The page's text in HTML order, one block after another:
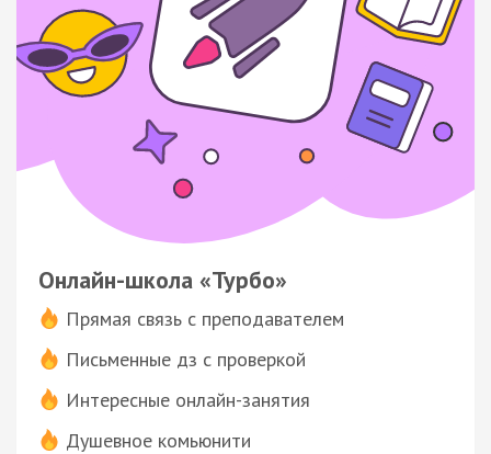
Онлайн-школа «Турбо»
Прямая связь с преподавателем
Письменные дз с проверкой
Интересные онлайн-занятия
Душевное комьюнити